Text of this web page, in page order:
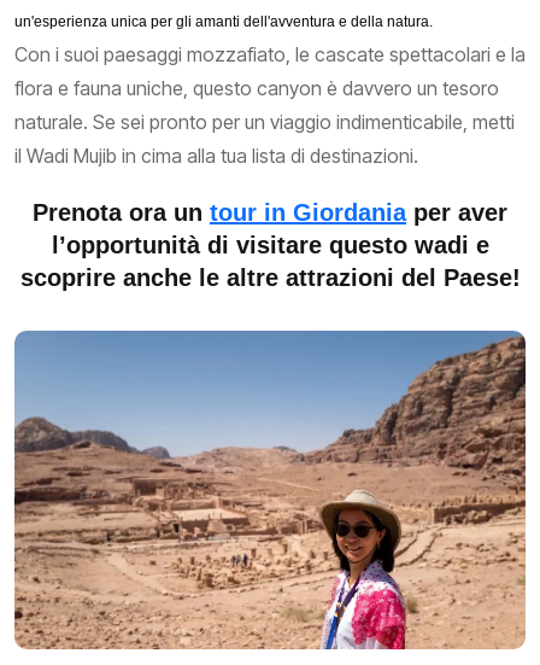
un'esperienza unica per gli amanti dell'avventura e della natura.
Con i suoi paesaggi mozzafiato, le cascate spettacolari e la
flora e fauna uniche, questo canyon è davvero un tesoro
naturale. Se sei pronto per un viaggio indimenticabile, metti
il Wadi Mujib in cima alla tua lista di destinazioni.
Prenota ora un tour in Giordaniaper aver
l’opportunità di visitare questo wadi e
scoprire anche le altre attrazioni del Paese!